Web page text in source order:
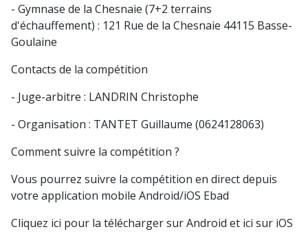
- Gymnase de la Chesnaie (7+2 terrains
d'échauffement) : 121 Rue de la Chesnaie 44115 Basse-
Goulaine
Contacts de la compétition
- Juge-arbitre : LANDRIN Christophe
- Organisation : TANTET Guillaume (0624128063)
Comment suivre la compétition ?
Vous pourrez suivre la compétition en direct depuis
votre application mobile Android/iOS Ebad
Cliquez ici pour la télécharger sur Android et ici sur iOS